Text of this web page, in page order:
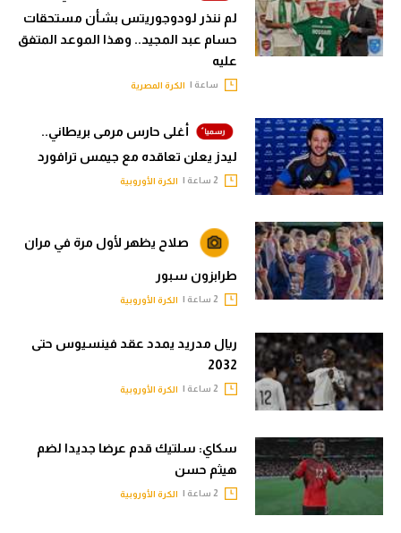
لم ننذر لودوجوريتس بشأن مستحقات
حسام عبد المجيد.. وهذا الموعد المتفق
عليه
ساعة | الكرة المصرية
أغلى حارس مرمى بريطاني..
ليدز يعلن تعاقده مع جيمس ترافورد
الكرة الأوروبية
صلاح يظهر لأول مرة في مران
طرابزون سبور
الكرة الأوروبية
ريال مدريد يمدد عقد فينسيوس حتى
2032
الكرة الأوروبية
سكاي: سلتيك قدم عرضا جديدا لضم
هيثم حسن
الكرة الأوروبية